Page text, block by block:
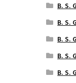
B. S.
B. S.
B. S.
B. S.
B. S.